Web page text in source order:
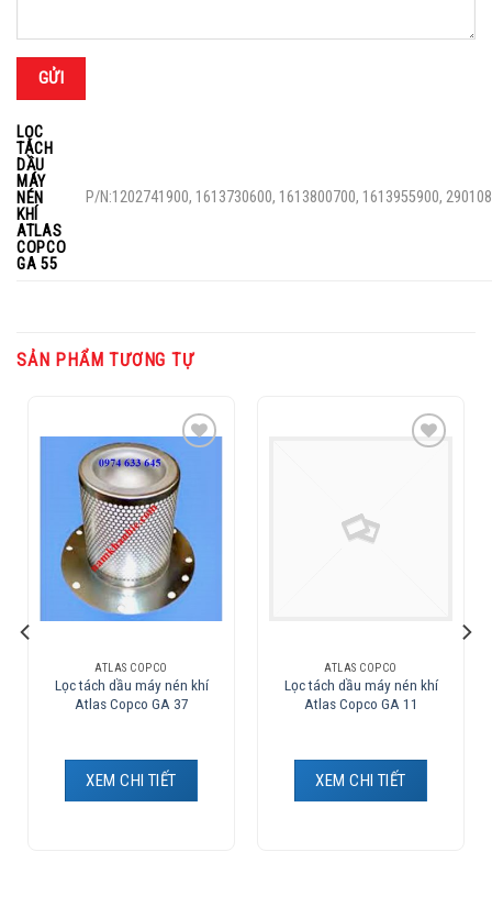
LỌC
TÁCH
DẦU
MÁY
NÉN
KHÍ
ATLAS
COPCO
GA 55
P/N:1202741900, 1613730600, 1613800700, 1613955900,
SẢN PHẨM TƯƠNG TỰ
Add to
Wishlist
ATLAS COPCO
Lọc tách dầu máy nén khí
Atlas Copco GA 37
XEM CHI TIẾT
ATLAS COPCO
Lọc tách dầu máy nén khí
Atlas Copco GA 11
XEM CHI TIẾT